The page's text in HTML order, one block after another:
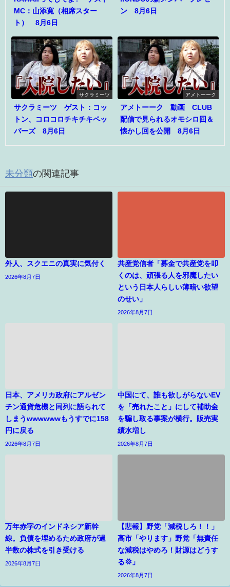
MC：山添寛（相席スター
ト） 8月6日
ン 8月6日
サクラミーツ
サクラミーツ ゲスト：コッ
トン、コロコロチキチキペッ
パーズ 8月6日
アメトーーク
アメトーーク 動画 CLUB
配信で見られるオモシロ回＆
懐かし回を公開 8月6日
未分類の関連記事
外人、スクエニの真実に気付く
2026年8月7日
共産党信者「募金で共産党を叩
くのは、頑張る人を邪魔したい
という日本人らしい薄暗い欲望
のせい」
2026年8月7日
日本、アメリカ政府にアルゼン
チン通貨危機と同列に語られて
しまうwwwwwwもうすでに158
円に戻る
2026年8月7日
中国にて、誰も欲しがらないEV
を「売れたこと」にして補助金
を騙し取る事案が横行。販売実
績水増し
2026年8月7日
万年赤字のインドネシア新幹
線。負債を埋めるため政府が過
半数の株式を引き受ける
2026年8月7日
【悲報】野党「減税しろ！！」
高市「やります」野党「無責任
な減税はやめろ！財源はどうす
る💢」
2026年8月7日